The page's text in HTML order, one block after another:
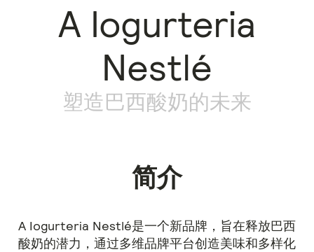
A Iogurteria
Nestlé
塑造巴西酸奶的未来
简介
A Iogurteria Nestlé是一个新品牌，旨在释放巴西
酸奶的潜力，通过多维品牌平台创造美味和多样化